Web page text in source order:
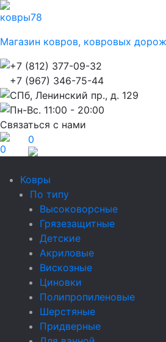
ковры78
Магазин ковров, ковровых
+7 (812) 377-09-32
+7 (967) 346-75-44
СПб, Ленинский пр., д. 129
Пн-Вс. 11:00 - 20:00
Связаться с нами
0
0
Ковры
По типу
Высоковорсные
Грязезащитные
Детские
Акриловые
Вискозные
Циновки
Полипропиленовые
Шерстяные
Придверные